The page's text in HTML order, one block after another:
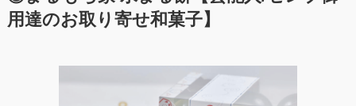
用達のお取り寄せ和菓子】